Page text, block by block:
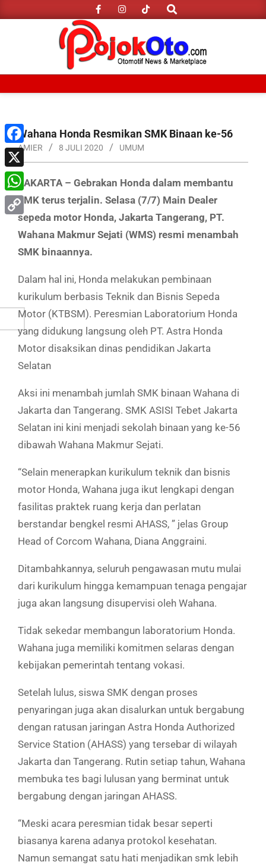
to
Search
MenuWahana Honda Resmikan SMK Binaan ke-56
AMIER 8 JULI 2020 UMUM
JAKARTA – Gebrakan Honda dalam membantu
SMK terus terjalin. Selasa (7/7) Main Dealer
sepeda motor Honda, Jakarta Tangerang, PT.
Wahana Makmur Sejati (WMS) resmi menambah
SMK binaannya.
Dalam hal ini, Honda melakukan pembinaan
kurikulum berbasis Teknik dan Bisnis Sepeda
Motor (KTBSM). Peresmian Laboratorium Honda
yang didukung langsung oleh PT. Astra Honda
Motor disaksikan dinas pendidikan Jakarta
Selatan
Aksi ini menambah jumlah SMK binaan Wahana di
Jakarta dan Tangerang. SMK ASISI Tebet Jakarta
Selatan ini kini menjadi sekolah binaan yang ke-56
dibawah Wahana Makmur Sejati.
“Selain menerapkan kurikulum teknik dan bisnis
motor Honda, Wahana juga ikut lengkapi dengan
fasilitas praktek ruang kerja dan perlatan
berstandar bengkel resmi AHASS, ” jelas Group
Head of Corcom Wahana, Diana Anggraini.
Ditambahkannya, seluruh pengawasan mutu mulai
dari kurikulum hingga kemampuan tenaga pengajar
juga akan langsung disupervisi oleh Wahana.
Tidak sekedar membangun laboratorium Honda.
Wahana juga memiliki komitmen selaras dengan
kebijakan pemerintah tentang vokasi.
Setelah lulus, siswa SMK dengan proses
penyaringan juga akan disalurkan untuk bergabung
dengan ratusan jaringan Astra Honda Authorized
Service Station (AHASS) yang tersebar di wilayah
Jakarta dan Tangerang. Rutin setiap tahun, Wahana
membuka tes bagi lulusan yang berminat untuk
bergabung dengan jaringan AHASS.
“Meski acara peresmian tidak besar seperti
biasanya karena adanya protokol kesehatan.
Namun semangat satu hati menjadikan smk lebih
Facebook
X
WhatsApp
Copy